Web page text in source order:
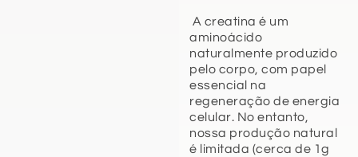
A creatina é um
aminoácido
naturalmente produzido
pelo corpo, com papel
essencial na
regeneração de energia
celular. No entanto,
nossa produção natural
é limitada (cerca de 1g